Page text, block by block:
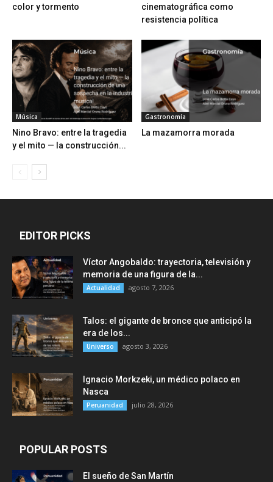
color y tormento
cinematográfica como
resistencia política
Música
Nino Bravo: entre la tragedia
y el mito — la construcción...
Gastronomía
La mazamorra morada
EDITOR PICKS
Víctor Angobaldo: trayectoria, televisión y
memoria de una figura de la...
Actualidad agosto 7, 2026
Talos: el gigante de bronce que anticipó la
era de los...
Universo agosto 3, 2026
Ignacio Morkzeki, un médico polaco en
Nasca
Peruanidad julio 28, 2026
POPULAR POSTS
El sueño de San Martín